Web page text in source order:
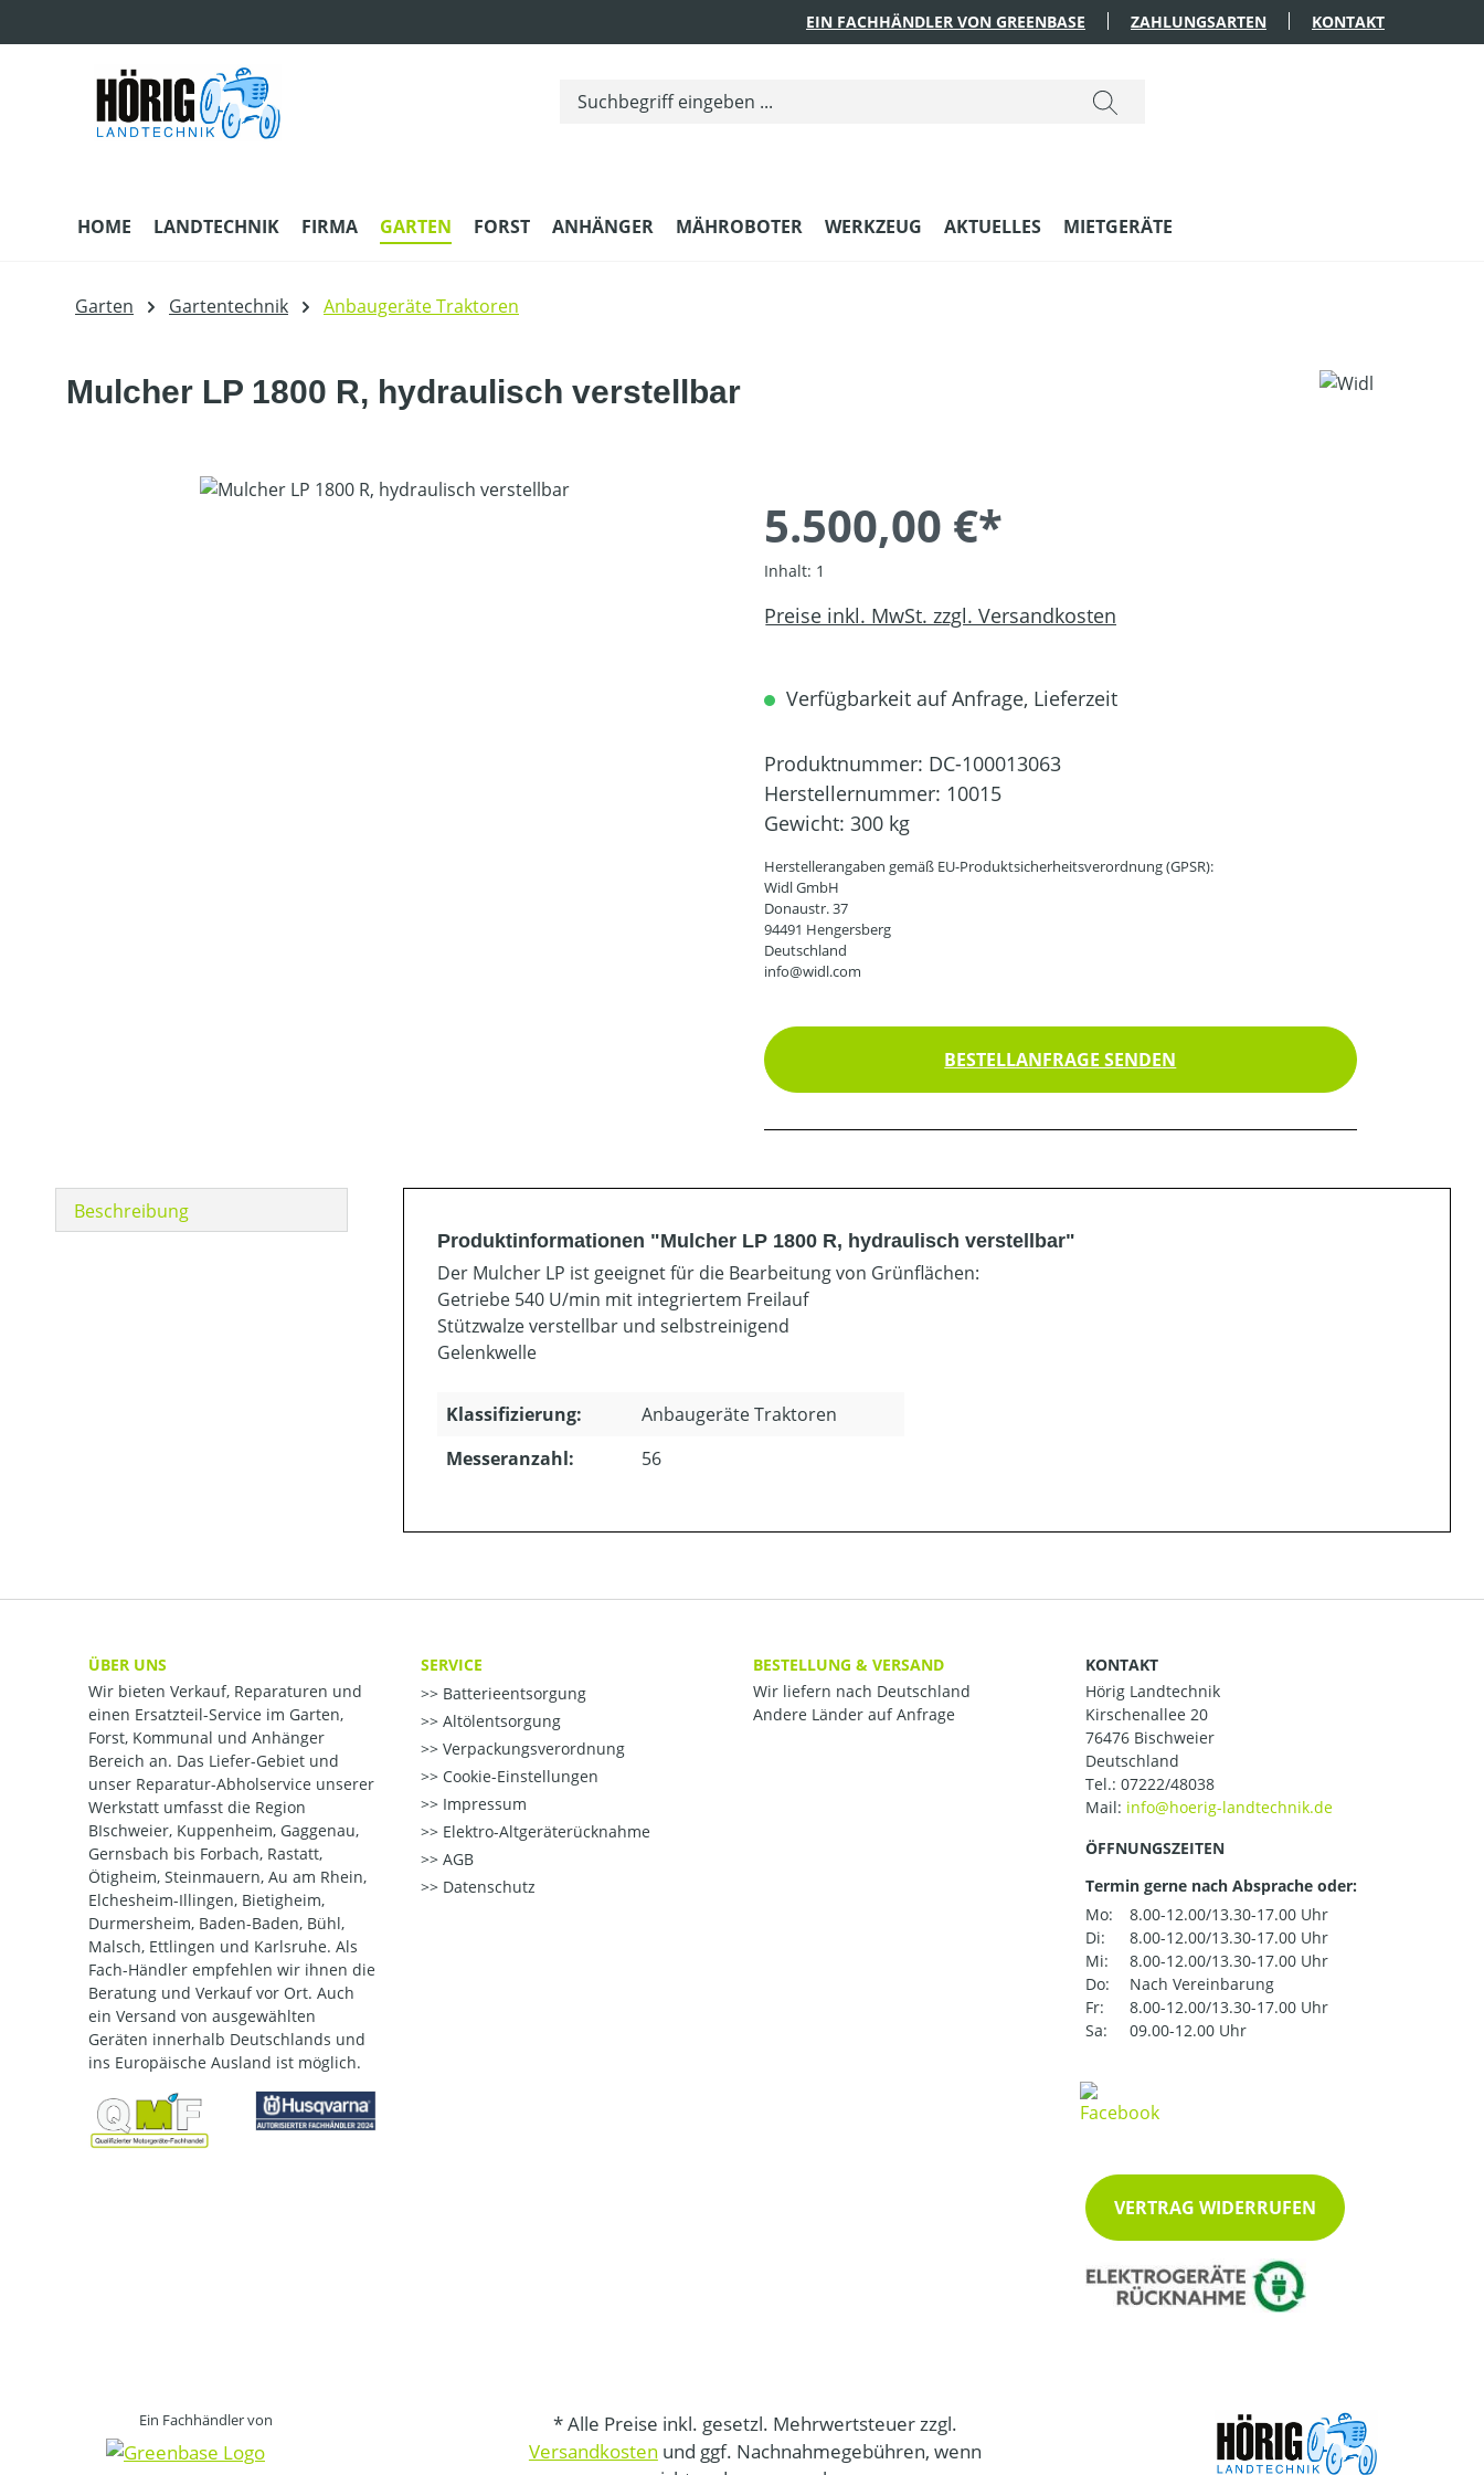
EIN FACHHÄNDLER VON GREENBASE ZAHLUNGSARTEN KONTAKT
HOME LANDTECHNIK FIRMA GARTEN FORST ANHÄNGER MÄHROBOTER WERKZEUG AKTUELLES MIETGERÄTE
Garten Gartentechnik Anbaugeräte Traktoren
Mulcher LP 1800 R, hydraulisch verstellbar
Bildergalerie überspringen
5.500,00 €*
Inhalt: 1
Preise inkl. MwSt. zzgl. Versandkosten
Verfügbarkeit auf Anfrage, Lieferzeit
Produktnummer: DC-100013063
Herstellernummer: 10015
Gewicht: 300 kg
Herstellerangaben gemäß EU-Produktsicherheitsverordnung (GPSR):
Widl GmbH
Donaustr. 37
94491 Hengersberg
Deutschland
info@widl.com
BESTELLANFRAGE SENDEN
Beschreibung
Produktinformationen "Mulcher LP 1800 R, hydraulisch verstellbar"
Der Mulcher LP ist geeignet für die Bearbeitung von Grünflächen:
Getriebe 540 U/min mit integriertem Freilauf
Stützwalze verstellbar und selbstreinigend
Gelenkwelle
Klassifizierung:
Anbaugeräte Traktoren
Messeranzahl:
56
ÜBER UNS
Wir bieten Verkauf, Reparaturen und
einen Ersatzteil-Service im Garten,
Forst, Kommunal und Anhänger
Bereich an. Das Liefer-Gebiet und
unser Reparatur-Abholservice unserer
Werkstatt umfasst die Region
BIschweier, Kuppenheim, Gaggenau,
Gernsbach bis Forbach, Rastatt,
Ötigheim, Steinmauern, Au am Rhein,
Elchesheim-Illingen, Bietigheim,
Durmersheim, Baden-Baden, Bühl,
Malsch, Ettlingen und Karlsruhe. Als
Fach-Händler empfehlen wir ihnen die
Beratung und Verkauf vor Ort. Auch
ein Versand von ausgewählten
Geräten innerhalb Deutschlands und
ins Europäische Ausland ist möglich.
SERVICE
Batterieentsorgung
Altölentsorgung
Verpackungsverordnung
Cookie-Einstellungen
Impressum
Elektro-Altgeräterücknahme
AGB
Datenschutz
BESTELLUNG & VERSAND
Wir liefern nach Deutschland
Andere Länder auf Anfrage
KONTAKT
Hörig Landtechnik
Kirschenallee 20
76476 Bischweier
Deutschland
Tel.: 07222/48038
Mail:
ÖFFNUNGSZEITEN
Termin gerne nach Absprache oder:
Mo:
8.00-12.00/13.30-17.00 Uhr
Di:
8.00-12.00/13.30-17.00 Uhr
Mi:
8.00-12.00/13.30-17.00 Uhr
Do:
Nach Vereinbarung
Fr:
8.00-12.00/13.30-17.00 Uhr
Sa:
09.00-12.00 Uhr
VERTRAG WIDERRUFEN
Ein Fachhändler von
* Alle Preise inkl. gesetzl. Mehrwertsteuer zzgl.
Versandkosten und ggf. Nachnahmegebühren, wenn